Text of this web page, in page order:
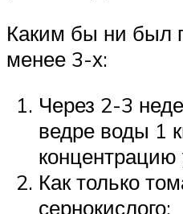
Каким бы ни был
менее 3-х:
Через 2-3
ведре воды 1
Как только
сернокислого;